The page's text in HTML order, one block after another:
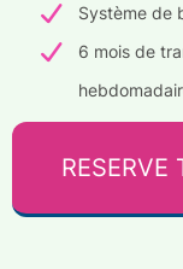
Système de
6 mois de
RESERVE